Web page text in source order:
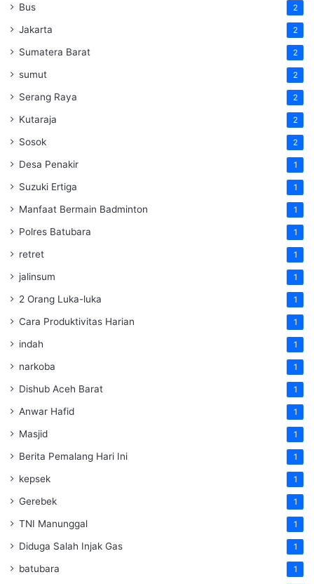
Bus 2
Jakarta 2
Sumatera Barat 2
sumut 2
Serang Raya 2
Kutaraja 2
Sosok 2
Desa Penakir 1
Suzuki Ertiga 1
Manfaat Bermain Badminton 1
Polres Batubara 1
retret 1
jalinsum 1
2 Orang Luka-luka 1
Cara Produktivitas Harian 1
indah 1
narkoba 1
Dishub Aceh Barat 1
Anwar Hafid 1
Masjid 1
Berita Pemalang Hari Ini 1
kepsek 1
Gerebek 1
TNI Manunggal 1
Diduga Salah Injak Gas 1
batubara 1